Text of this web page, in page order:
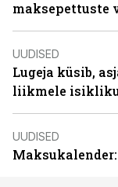
maksepettuste
UUDISED
Lugeja küsib,
liikmele
UUDISED